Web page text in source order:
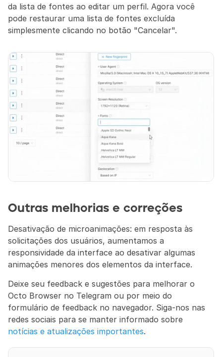
da lista de fontes ao editar um perfil. Agora você
pode restaurar uma lista de fontes excluída
simplesmente clicando no botão "Cancelar".
Outras melhorias e correções
Desativação de microanimações: em resposta às
solicitações dos usuários, aumentamos a
responsividade da interface ao desativar algumas
animações menores dos elementos da interface.
Deixe seu feedback e sugestões para melhorar o
Octo Browser no Telegram ou por meio do
formulário de feedback no navegador. Siga-nos nas
notícias e atualizações importantes.